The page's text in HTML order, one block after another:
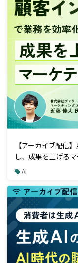
【アーカイブ配信
し、成果を上げる
AI